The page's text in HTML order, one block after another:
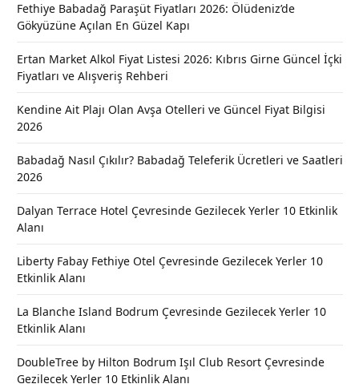
Fethiye Babadağ Paraşüt Fiyatları 2026: Ölüdeniz’de
Gökyüzüne Açılan En Güzel Kapı
Ertan Market Alkol Fiyat Listesi 2026: Kıbrıs Girne Güncel İçki
Fiyatları ve Alışveriş Rehberi
Kendine Ait Plajı Olan Avşa Otelleri ve Güncel Fiyat Bilgisi
2026
Babadağ Nasıl Çıkılır? Babadağ Teleferik Ücretleri ve Saatleri
2026
Dalyan Terrace Hotel Çevresinde Gezilecek Yerler 10 Etkinlik
Alanı
Liberty Fabay Fethiye Otel Çevresinde Gezilecek Yerler 10
Etkinlik Alanı
La Blanche Island Bodrum Çevresinde Gezilecek Yerler 10
Etkinlik Alanı
DoubleTree by Hilton Bodrum Işıl Club Resort Çevresinde
Gezilecek Yerler 10 Etkinlik Alanı